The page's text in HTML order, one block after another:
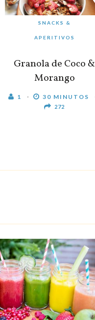
SNACKS &
APERITIVOS
Granola de Coco &
Morango
1 30 MINUTOS
272